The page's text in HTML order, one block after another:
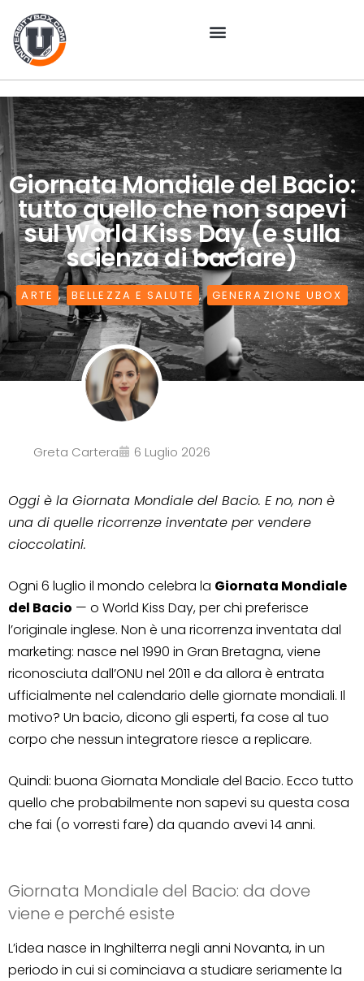
Giornata Mondiale del Bacio:
tutto quello che non sapevi
sul World Kiss Day (e sulla
scienza di baciare)
ARTE , BELLEZZA E SALUTE , GENERAZIONE UBOX
Greta Cartera 6 Luglio 2026
Oggi è la Giornata Mondiale del Bacio. E no, non è
una di quelle ricorrenze inventate per vendere
cioccolatini.
Ogni 6 luglio il mondo celebra la Giornata Mondiale
del Bacio — o World Kiss Day, per chi preferisce
l’originale inglese. Non è una ricorrenza inventata dal
marketing: nasce nel 1990 in Gran Bretagna, viene
riconosciuta dall’ONU nel 2011 e da allora è entrata
ufficialmente nel calendario delle giornate mondiali. Il
motivo? Un bacio, dicono gli esperti, fa cose al tuo
corpo che nessun integratore riesce a replicare.
Quindi: buona Giornata Mondiale del Bacio. Ecco tutto
quello che probabilmente non sapevi su questa cosa
che fai (o vorresti fare) da quando avevi 14 anni.
Giornata Mondiale del Bacio: da dove
viene e perché esiste
L’idea nasce in Inghilterra negli anni Novanta, in un
periodo in cui si cominciava a studiare seriamente la